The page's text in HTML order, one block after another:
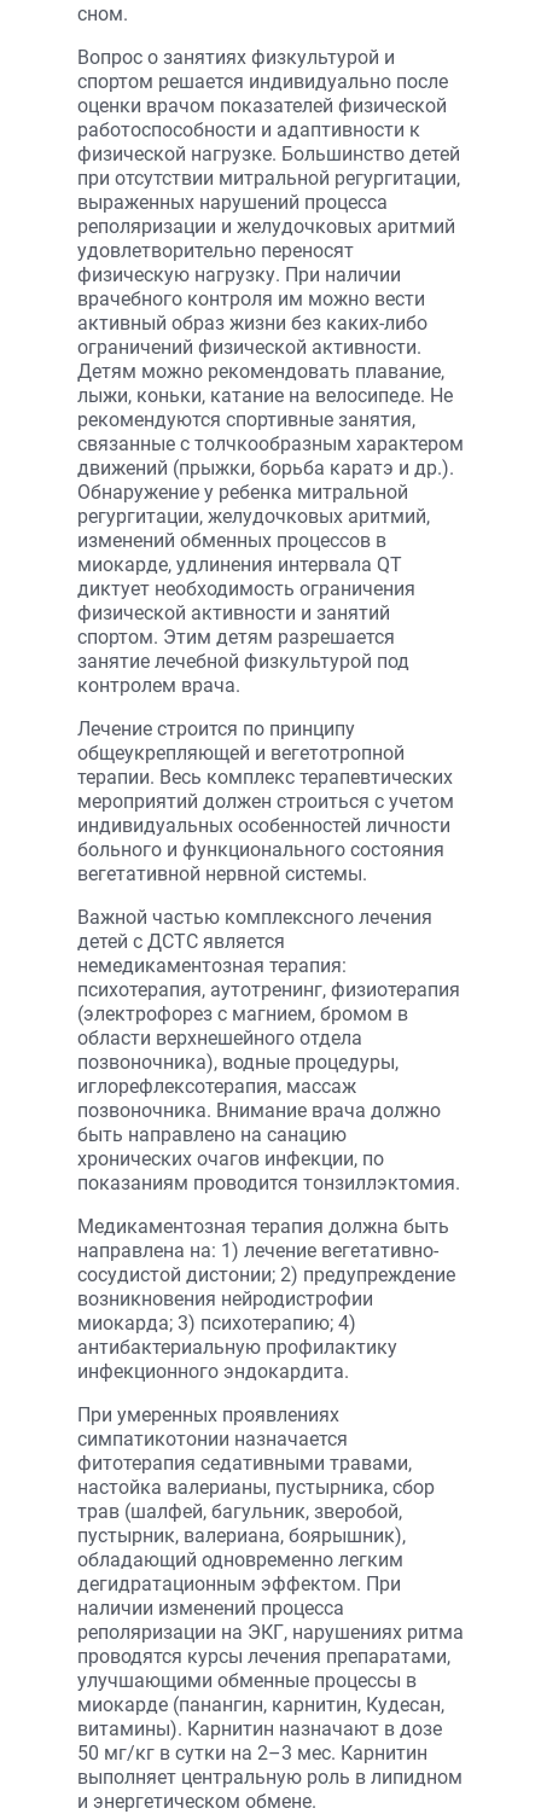
сном.
Вопрос о занятиях физкультурой и
спортом решается индивидуально после
оценки врачом показателей физической
работоспособности и адаптивности к
физической нагрузке. Большинство детей
при отсутствии митральной регургитации,
выраженных нарушений процесса
реполяризации и желудочковых аритмий
удовлетворительно переносят
физическую нагрузку. При наличии
врачебного контроля им можно вести
активный образ жизни без каких-либо
ограничений физической активности.
Детям можно рекомендовать плавание,
лыжи, коньки, катание на велосипеде. Не
рекомендуются спортивные занятия,
связанные с толчкообразным характером
движений (прыжки, борьба каратэ и др.).
Обнаружение у ребенка митральной
регургитации, желудочковых аритмий,
изменений обменных процессов в
миокарде, удлинения интервала QT
диктует необходимость ограничения
физической активности и занятий
спортом. Этим детям разрешается
занятие лечебной физкультурой под
контролем врача.
Лечение строится по принципу
общеукрепляющей и вегетотропной
терапии. Весь комплекс терапевтических
мероприятий должен строиться с учетом
индивидуальных особенностей личности
больного и функционального состояния
вегетативной нервной системы.
Важной частью комплексного лечения
детей с ДСТС является
немедикаментозная терапия:
психотерапия, аутотренинг, физиотерапия
(электрофорез с магнием, бромом в
области верхнешейного отдела
позвоночника), водные процедуры,
иглорефлексотерапия, массаж
позвоночника. Внимание врача должно
быть направлено на санацию
хронических очагов инфекции, по
показаниям проводится тонзиллэктомия.
Медикаментозная терапия должна быть
направлена на: 1) лечение вегетативно-
сосудистой дистонии; 2) предупреждение
возникновения нейродистрофии
миокарда; 3) психотерапию; 4)
антибактериальную профилактику
инфекционного эндокардита.
При умеренных проявлениях
симпатикотонии назначается
фитотерапия седативными травами,
настойка валерианы, пустырника, сбор
трав (шалфей, багульник, зверобой,
пустырник, валериана, боярышник),
обладающий одновременно легким
дегидратационным эффектом. При
наличии изменений процесса
реполяризации на ЭКГ, нарушениях ритма
проводятся курсы лечения препаратами,
улучшающими обменные процессы в
миокарде (панангин, карнитин, Кудесан,
витамины). Карнитин назначают в дозе
50 мг/кг в сутки на 2–3 мес. Карнитин
выполняет центральную роль в липидном
и энергетическом обмене.